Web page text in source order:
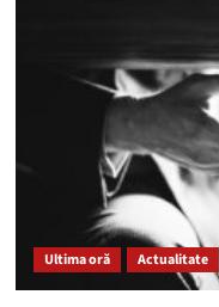
Turcia”
4
luni
de
ÎNCHISOARE
CU
EXECUTARE
pentru
Dorinel
Colgiu,
fostul
Ultima oră Actualitate